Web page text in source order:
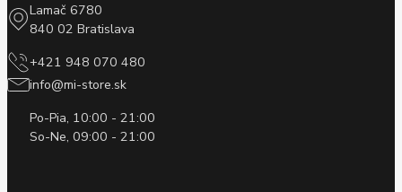
Lamač 6780
840 02 Bratislava
+421 948 070 480
info@mi-store.sk
Po-Pia, 10:00 - 21:00
So-Ne, 09:00 - 21:00